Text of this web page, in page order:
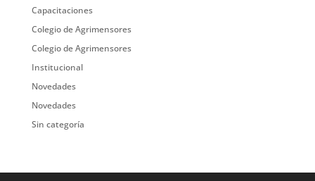
Capacitaciones
Colegio de Agrimensores
Colegio de Agrimensores
Institucional
Novedades
Novedades
Sin categoría